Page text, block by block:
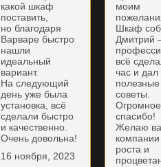
какой шкаф
поставить,
но благодаря
Варваре быстро
нашли
идеальный
вариант.
На следующий
день уже была
установка, всё
сделали быстро
и качественно.
Очень довольна!
16 ноября, 2023
моим
Шкаф
Дмитрий
всё
час и дал
полезные
советы.
Огромное
спасибо!
Желаю
компании
роста и